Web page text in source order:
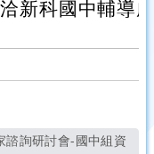
新科國中輔導